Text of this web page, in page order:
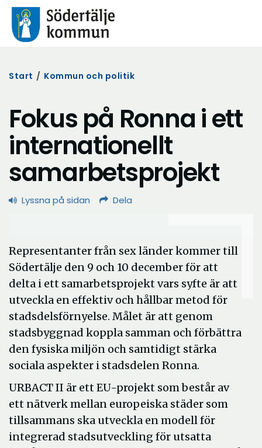
Start / Kommun och politik
Fokus på Ronna i ett
internationellt
samarbetsprojekt
Lyssna på sidan Dela
Representanter från sex länder kommer till
Södertälje den 9 och 10 december för att
delta i ett samarbetsprojekt vars syfte är att
utveckla en effektiv och hållbar metod för
stadsdelsförnyelse. Målet är att genom
stadsbyggnad koppla samman och förbättra
den fysiska miljön och samtidigt stärka
sociala aspekter i stadsdelen Ronna.
URBACT II är ett EU-projekt som består av
ett nätverk mellan europeiska städer som
tillsammans ska utveckla en modell för
integrerad stadsutveckling för utsatta